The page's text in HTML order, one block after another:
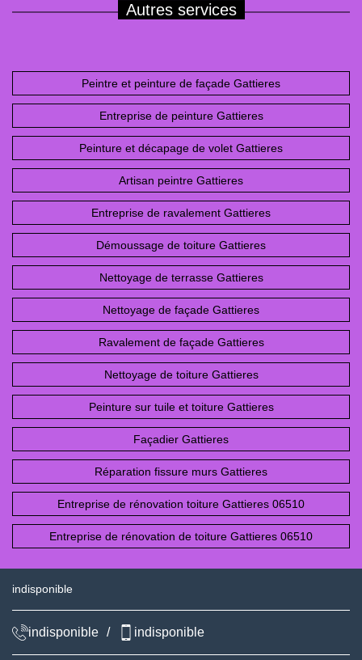
Autres services
Peintre et peinture de façade Gattieres
Entreprise de peinture Gattieres
Peinture et décapage de volet Gattieres
Artisan peintre Gattieres
Entreprise de ravalement Gattieres
Démoussage de toiture Gattieres
Nettoyage de terrasse Gattieres
Nettoyage de façade Gattieres
Ravalement de façade Gattieres
Nettoyage de toiture Gattieres
Peinture sur tuile et toiture Gattieres
Façadier Gattieres
Réparation fissure murs Gattieres
Entreprise de rénovation toiture Gattieres 06510
Entreprise de rénovation de toiture Gattieres 06510
indisponible
indisponible / indisponible